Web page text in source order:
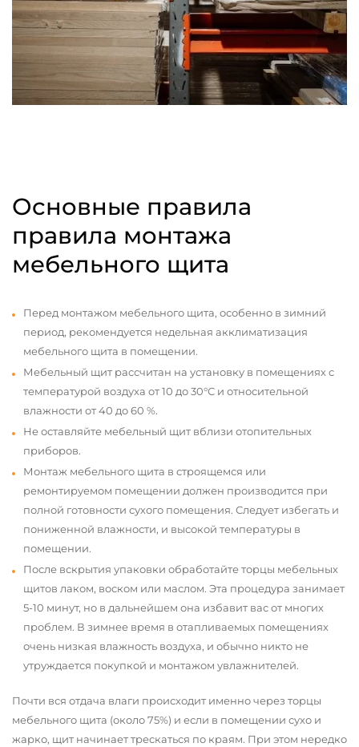
Основные правила
правила монтажа
мебельного щита
Перед монтажом мебельного щита, особенно в зимний
период, рекомендуется недельная акклиматизация
мебельного щита в помещении.
Мебельный щит рассчитан на установку в помещениях с
температурой воздуха от 10 до 30°С и относительной
влажности от 40 до 60 %.
Не оставляйте мебельный щит вблизи отопительных
приборов.
Монтаж мебельного щита в строящемся или
ремонтируемом помещении должен производится при
полной готовности сухого помещения. Следует избегать и
пониженной влажности, и высокой температуры в
помещении.
После вскрытия упаковки обработайте торцы мебельных
щитов лаком, воском или маслом. Эта процедура занимает
5-10 минут, но в дальнейшем она избавит вас от многих
проблем. В зимнее время в отапливаемых помещениях
очень низкая влажность воздуха, и обычно никто не
утруждается покупкой и монтажом увлажнителей.
Почти вся отдача влаги происходит именно через торцы
мебельного щита (около 75%) и если в помещении сухо и
жарко, щит начинает трескаться по краям. При этом нередко